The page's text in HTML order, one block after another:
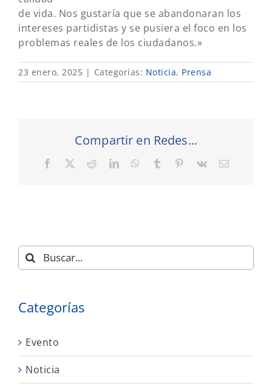
de vida. Nos gustaría que se abandonaran los
intereses partidistas y se pusiera el foco en los
problemas reales de los ciudadanos.»
23 enero, 2025 | Categorías: Noticia, Prensa
Compartir en Redes...
Facebook RedditLinkedInWhatsApp
Tumblr Pinterest
Vk
Correo
Buscar:
Categorías
Evento
Noticia